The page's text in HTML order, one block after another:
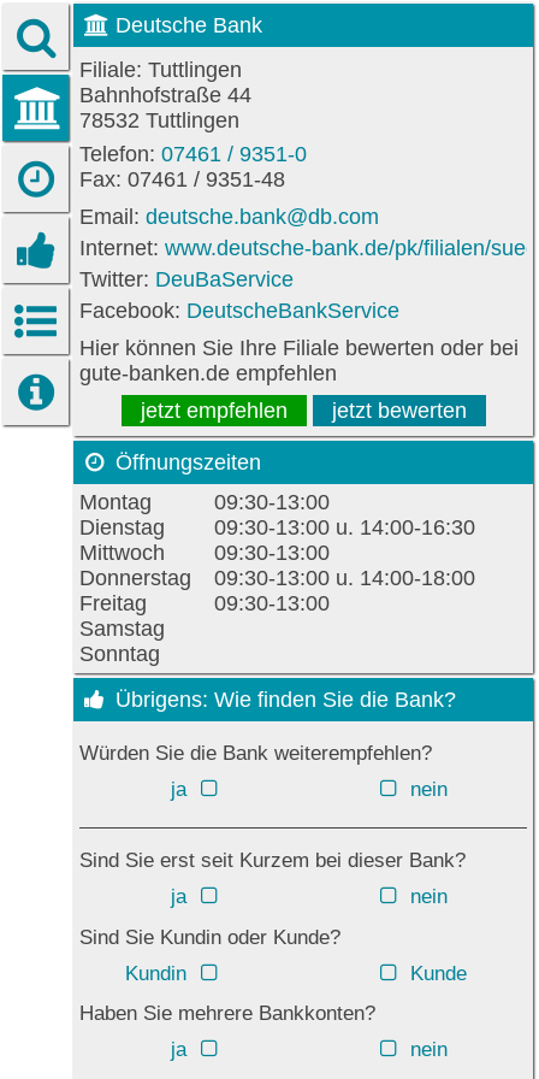
Deutsche Bank
Filiale: Tuttlingen
Bahnhofstraße 44
78532 Tuttlingen
Telefon: 07461 / 9351-0
Fax: 07461 / 9351-48
Email: deutsche.bank@db.com
Internet: www.deutsche-bank.de/pk/filialen/
Twitter: DeuBaService
Facebook: DeutscheBankService
Hier können Sie Ihre Filiale bewerten oder bei
gute-banken.de empfehlen
jetzt empfehlen
jetzt bewerten
Öffnungszeiten
Montag
09:30-13:00
Dienstag
09:30-13:00 u. 14:00-16:30
Mittwoch
09:30-13:00
Donnerstag
09:30-13:00 u. 14:00-18:00
Freitag
09:30-13:00
Samstag
Sonntag
Übrigens: Wie finden Sie die Bank?
Würden Sie die Bank weiterempfehlen?
ja
nein
Sind Sie erst seit Kurzem bei dieser Bank?
ja
nein
Sind Sie Kundin oder Kunde?
Kundin
Kunde
Haben Sie mehrere Bankkonten?
ja
nein